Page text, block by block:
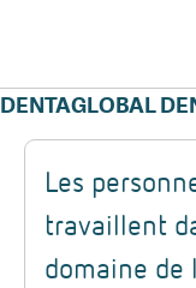
DENTAGLOBAL
Les
travaillent
domaine de